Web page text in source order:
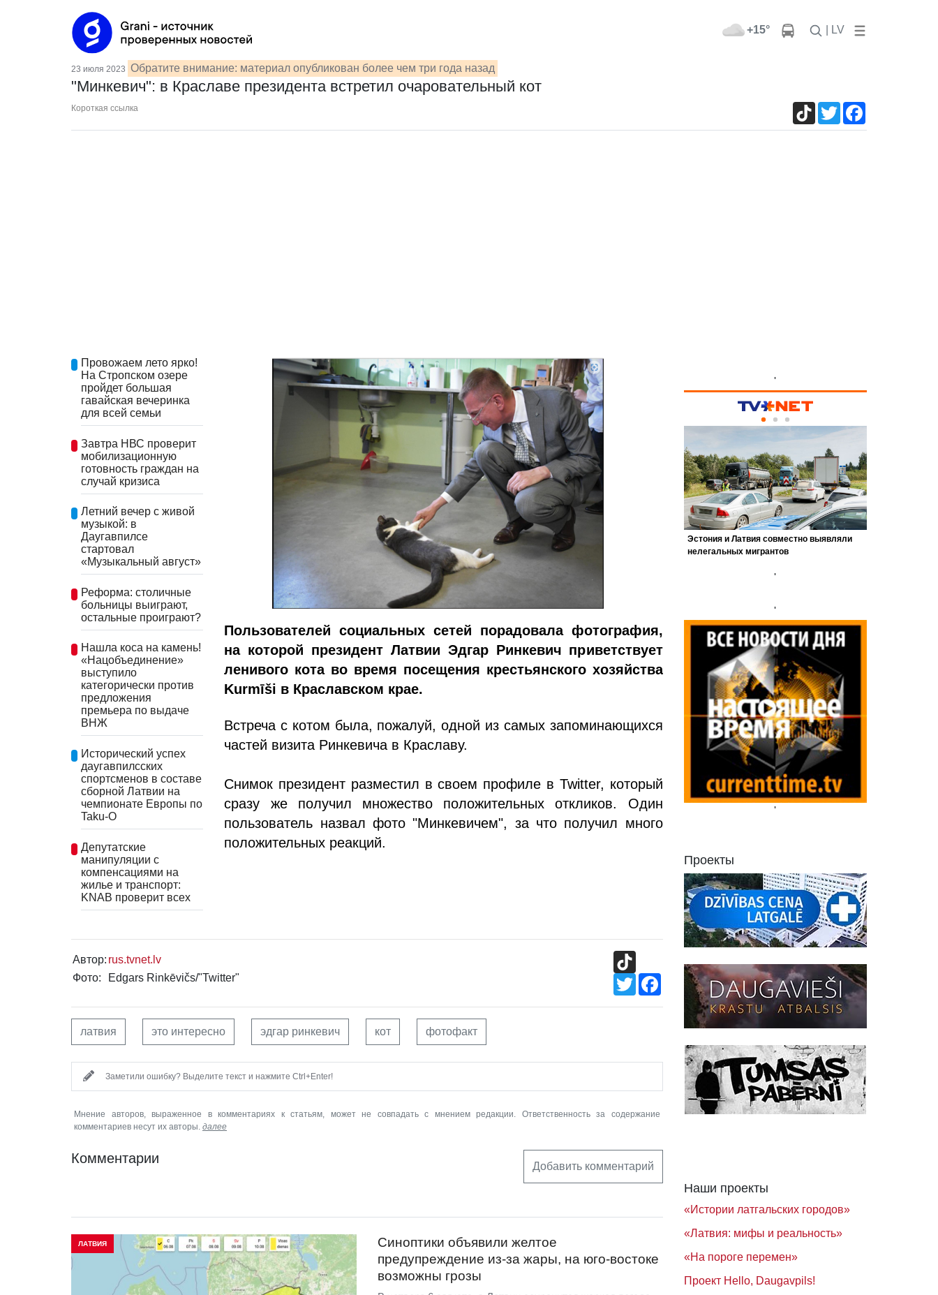
+15° | LV
23 июля 2023 Обратите внимание: материал опубликован более чем три года назад
"Минкевич": в Краславе президента встретил очаровательный кот
Короткая ссылка TikTokTwitter
Провожаем лето ярко!
На Стропском озере
пройдет большая
гавайская вечеринка
для всей семьи
Завтра НВС проверит
мобилизационную
готовность граждан на
случай кризиса
Летний вечер с живой
музыкой: в
Даугавпилсе
стартовал
«Музыкальный август»
Реформа: столичные
больницы выиграют,
остальные проиграют?
Нашла коса на камень!
«Нацобъединение»
выступило
категорически против
предложения
премьера по выдаче
ВНЖ
Исторический успех
даугавпилсских
спортсменов в составе
сборной Латвии на
чемпионате Европы по
Taku-O
Депутатские
манипуляции с
компенсациями на
жилье и транспорт:
KNAB проверит всех
Пользователей социальных сетей порадовала фотография,
на которой президент Латвии Эдгар Ринкевич приветствует
ленивого кота во время посещения крестьянского хозяйства
Kurmīši в Краславском крае.
Встреча с котом была, пожалуй, одной из самых запоминающихся
частей визита Ринкевича в Краславу.
Снимок президент разместил в своем профиле в Twitter, который
сразу же получил множество положительных откликов. Один
пользователь назвал фото "Минкевичем", за что получил много
положительных реакций.
Автор: rus.tvnet.lv
Фото:
Edgars Rinkēvičs/"Twitter"
TikTok
TwitterFacebook
латвия это интересно эдгар ринкевич кот фотофакт
Заметили ошибку? Выделите текст и нажмите Ctrl+Enter!
Мнение авторов, выраженное в комментариях к статьям, может не совпадать с мнением редакции. Ответственность за содержание
комментариев несут их авторы. далее
Комментарии
Добавить комментарий
ЛАТВИЯ
Синоптики объявили желтое
предупреждение из-за жары, на юго-востоке
возможны грозы
'
'
'
'
Проекты
Наши проекты
«Истории латгальских городов»
«Латвия: мифы и реальность»
«На пороге перемен»
Проект Hello, Daugavpils!